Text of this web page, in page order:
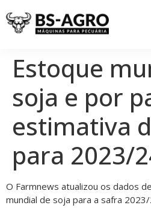
Estoque
soja e por
estimativa
para 2023/
O Farmnews atualizou os dados
mundial de soja para a safra